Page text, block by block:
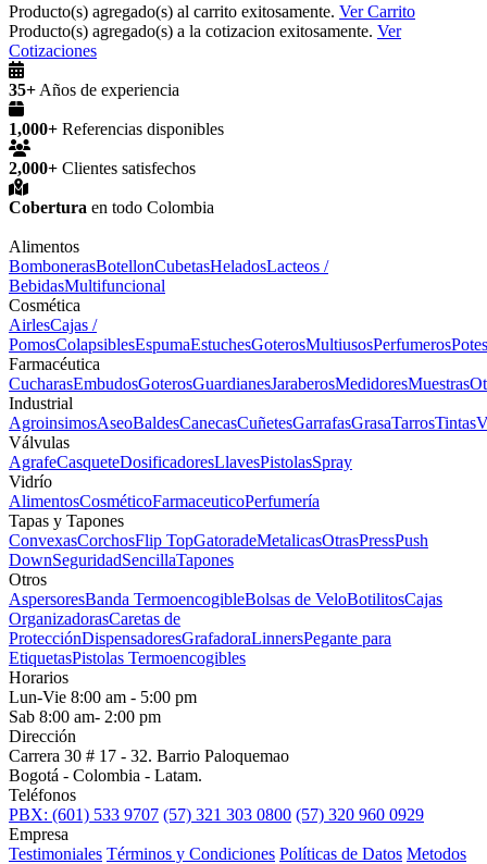
Producto(s) agregado(s) al carrito exitosamente. Ver Carrito
Producto(s) agregado(s) a la cotizacion exitosamente. Ver
Cotizaciones
35+ Años de experiencia
1,000+ Referencias disponibles
2,000+ Clientes satisfechos
Cobertura en todo Colombia
Alimentos
BombonerasBotellonCubetasHeladosLacteos /
BebidasMultifuncional
Cosmética
AirlesCajas /
PomosColapsiblesEspumaEstuchesGoterosMultiusosPerfumerosPotes
Farmacéutica
CucharasEmbudosGoterosGuardianesJaraberosMedidoresMuestras
Industrial
AgroinsimosAseoBaldesCanecasCuñetesGarrafasGrasaTarrosTintas
Válvulas
AgrafeCasqueteDosificadoresLlavesPistolasSpray
Vidrío
AlimentosCosméticoFarmaceuticoPerfumería
Tapas y Tapones
ConvexasCorchosFlip TopGatoradeMetalicasOtrasPressPush
DownSeguridadSencillaTapones
Otros
AspersoresBanda TermoencogibleBolsas de VeloBotilitosCajas
OrganizadorasCaretas de
ProtecciónDispensadoresGrafadoraLinnersPegante para
EtiquetasPistolas Termoencogibles
Horarios
Lun-Vie 8:00 am - 5:00 pm
Sab 8:00 am- 2:00 pm
Dirección
Carrera 30 # 17 - 32. Barrio Paloquemao
Bogotá - Colombia - Latam.
Teléfonos
PBX: (601) 533 9707 (57) 321 303 0800 (57) 320 960 0929
Empresa
Testimoniales Términos y Condiciones Políticas de Datos Metodos